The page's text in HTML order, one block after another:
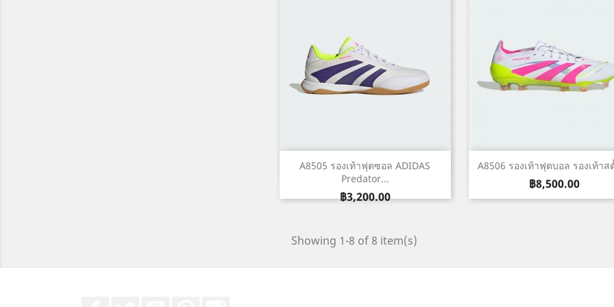
A8505 รองเท้าฟุตซอล ADIDAS
Predator...
ราคา
฿3,200.00
เปิดหน้าต่างย่อ A8506 รองเท้าฟุตบอล รองเท้าส
ราคา
฿8,500.00
เปิดหน้าต่างย่อ
Showing 1-8 of 8 item(s)